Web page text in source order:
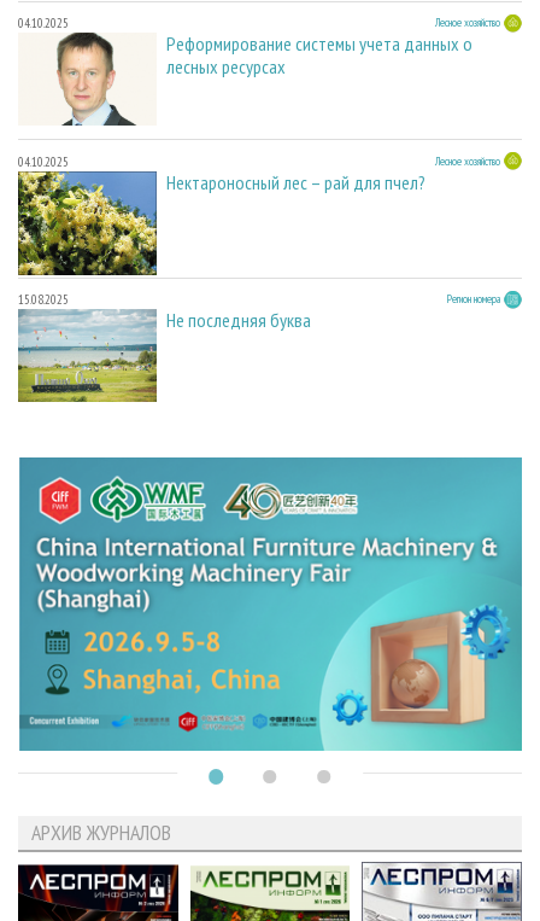
04.10.2025 Лесное хозяйство
Реформирование системы учета данных о
лесных ресурсах
04.10.2025 Лесное хозяйство
Нектароносный лес – рай для пчел?
15.08.2025 Регион номера
Не последняя буква
АРХИВ ЖУРНАЛОВ